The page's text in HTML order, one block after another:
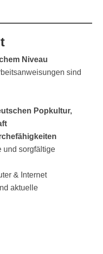
Niveau
sind
Popkultur,
und sorgfältige
& Internet
aktuelle